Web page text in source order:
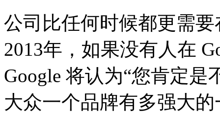
公司比任何时候都更需
2013年，如果没有人在
Google 将认为“您肯定是
大众一个品牌有多强大